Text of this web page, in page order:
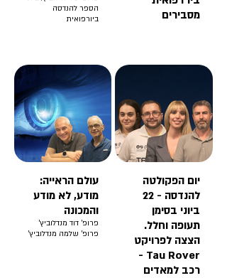
מסבירים
הספר להנדסה
ביורפואית
יום הפקולטה
להנדסה - 22
ביוני בסימן
תעופה וחלל.
הצצה לפרויקט
Tau Rover -
רכב למאדים
עולם הראייה:
מודע, לא מודע
והמכונה
פרופ' דוד מנדלוביץ'
פרופ' שלמה מנדלוביץ'